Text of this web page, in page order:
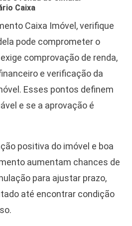
Caixa
Caixa Imóvel, verifique
pode comprometer o
comprovação de renda,
e verificação da
Esses pontos definem
e se a aprovação é
positiva do imóvel e boa
aumentam chances de
para ajustar prazo,
até encontrar condição